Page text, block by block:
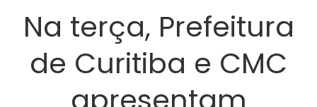
Na terça, Prefeitura
de Curitiba e CMC